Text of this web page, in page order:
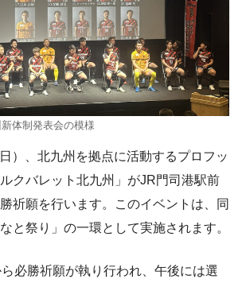
体制発表会の模様
）、北九州を拠点に活動するプロフッ
クバレット北九州」がJR門司港駅前
祈願を行います。このイベントは、同
と祭り」の一環として実施されます。
必勝祈願が執り行われ、午後には選